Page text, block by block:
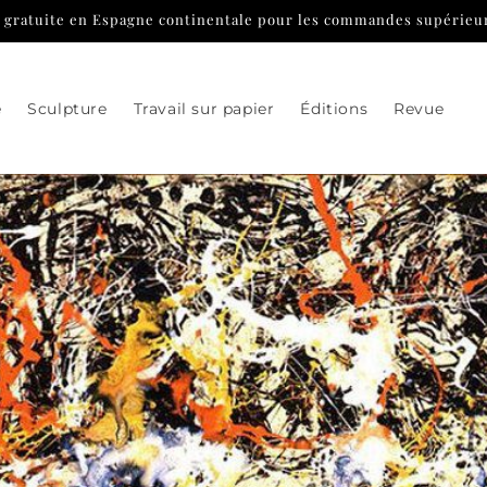
en Espagne continentale pour les commandes
Sculpture Travail sur papier Éditions Revue